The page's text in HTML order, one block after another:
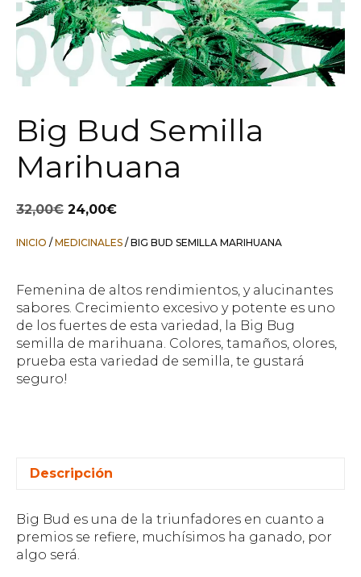
Big Bud Semilla
Marihuana
32,00€
precio
original
24,00€
precio
actual
INICIO / MEDICINALES / BIG BUD SEMILLA MARIHUANA
Femenina de altos rendimientos, y alucinantes
sabores. Crecimiento excesivo y potente es uno
de los fuertes de esta variedad, la Big Bug
semilla de marihuana. Colores, tamaños, olores,
prueba esta variedad de semilla, te gustará
seguro!
Descripción
Big Bud es una de la triunfadores en cuanto a
premios se refiere, muchísimos ha ganado, por
algo será.